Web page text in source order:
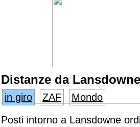
Distanze da Lansdowne
in giro ZAF
Mondo
Posti intorno a Lansdowne